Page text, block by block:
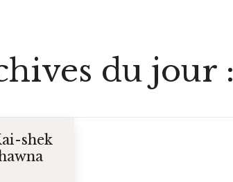
du jour :
shek